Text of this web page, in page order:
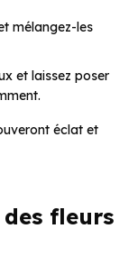
mélangez-les
et laissez poser
éclat et
fleurs